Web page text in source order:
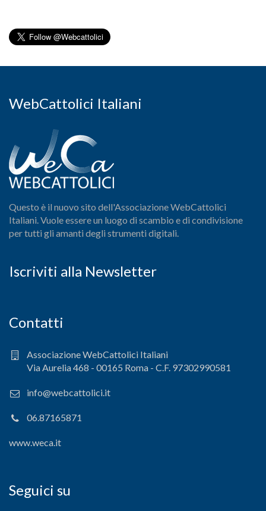
WebCattolici Italiani
Questo è il nuovo sito dell'Associazione WebCattolici
Italiani. Vuole essere un luogo di scambio e di condivisione
per tutti gli amanti degli strumenti digitali.
Iscriviti alla Newsletter
Contatti
Associazione WebCattolici Italiani
Via Aurelia 468 - 00165 Roma - C.F. 97302990581
info@webcattolici.it
06.87165871
www.weca.it
Seguici su